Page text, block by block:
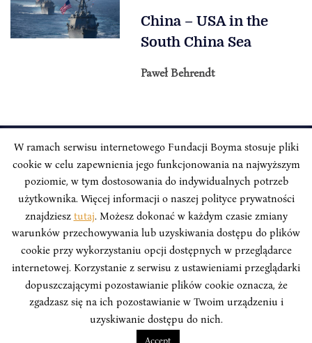
China – USA in the
South China Sea
Paweł Behrendt
INSTYTUT BOYMA / Asian Century
Correspondence address: Freta 11/5, 00-227 Warsaw, Poland
Stay Connected, Visit our Social Media Pages:
Boym Institute. All right reserved.Polityka Prywatności Serwisu
Polityka Prywatności Fundacji
Beata Świerczyńska , development
W ramach serwisu internetowego Fundacji Boyma stosuje pliki
cookie w celu zapewnienia jego funkcjonowania na najwyższym
poziomie, w tym dostosowania do indywidualnych potrzeb
użytkownika. Więcej informacji o naszej polityce prywatności
znajdziesz tutaj. Możesz dokonać w każdym czasie zmiany
warunków przechowywania lub uzyskiwania dostępu do plików
cookie przy wykorzystaniu opcji dostępnych w przeglądarce
internetowej. Korzystanie z serwisu z ustawieniami przeglądarki
dopuszczającymi pozostawianie plików cookie oznacza, że
zgadzasz się na ich pozostawianie w Twoim urządzeniu i
uzyskiwanie dostępu do nich.
Accept